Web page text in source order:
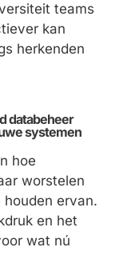
teams
kan
herkenden
databeheer
systemen
hoe
worstelen
ervan.
en het
wat nú